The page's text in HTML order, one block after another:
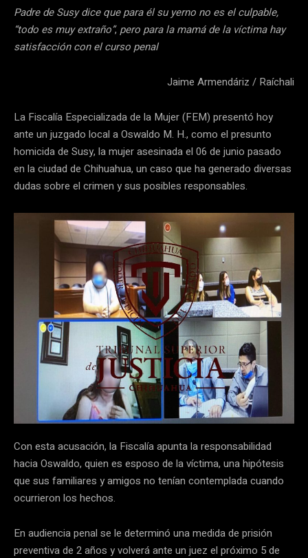
Padre de Susy dice que para él su yerno no es el culpable,
“todo es muy extraño”, pero para la mamá de la víctima hay
satisfacción con el curso penal
Jaime Armendáriz / Raíchali
La Fiscalía Especializada de la Mujer (FEM) presentó hoy
ante un juzgado local a Oswaldo M. H., como el presunto
homicida de Susy, la mujer asesinada el 06 de junio pasado
en la ciudad de Chihuahua, un caso que ha generado diversas
dudas sobre el crimen y sus posibles responsables.
Con esta acusación, la Fiscalía apunta la responsabilidad
hacia Oswaldo, quien es esposo de la víctima, una hipótesis
que sus familiares y amigos no tenían contemplada cuando
ocurrieron los hechos.
En audiencia penal se le determinó una medida de prisión
preventiva de 2 años y volverá ante un juez el próximo 5 de